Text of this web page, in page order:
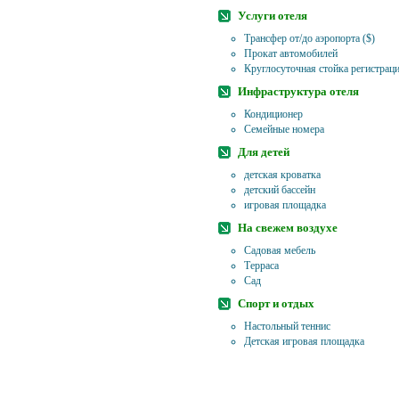
Услуги отеля
Трансфер от/до аэропорта ($)
Прокат автомобилей
Круглосуточная стойка
Инфраструктура отеля
Кондиционер
Семейные номера
Для детей
детская кроватка
детский бассейн
игровая площадка
На свежем воздухе
Садовая мебель
Терраса
Сад
Спорт и отдых
Настольный теннис
Детская игровая площадка